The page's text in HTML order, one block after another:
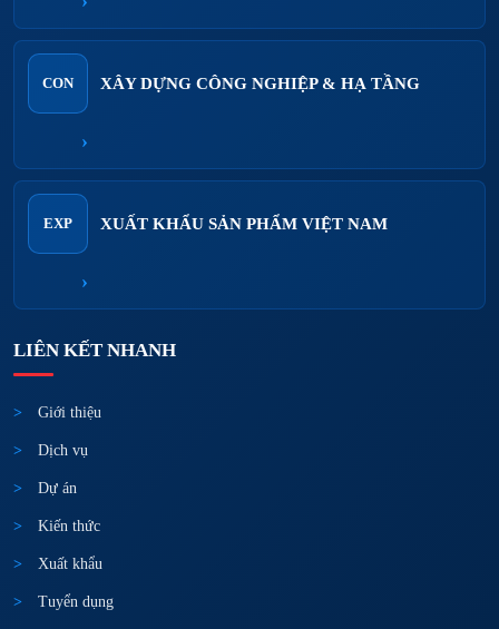
CON XÂY DỰNG CÔNG NGHIỆP & HẠ TẦNG
›
EXP XUẤT KHẨU SẢN PHẨM VIỆT NAM
›
LIÊN KẾT NHANH
Giới thiệu
Dịch vụ
Dự án
Kiến thức
Xuất khẩu
Tuyển dụng